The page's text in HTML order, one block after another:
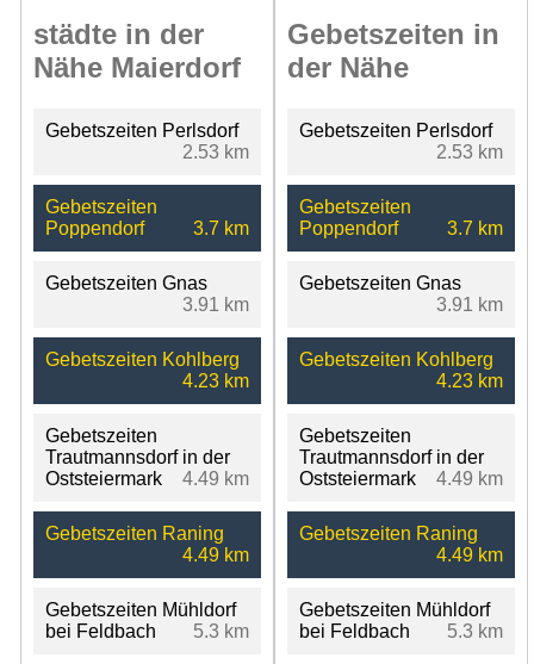
städte in der
Nähe Maierdorf
Gebetszeiten Perlsdorf
2.53 km
Gebetszeiten
Poppendorf
3.7 km
Gebetszeiten Gnas
3.91 km
Gebetszeiten Kohlberg
4.23 km
Gebetszeiten
Trautmannsdorf in der
Oststeiermark
4.49 km
Gebetszeiten Raning
4.49 km
Gebetszeiten Mühldorf
bei Feldbach
5.3 km
Gebetszeiten in
der Nähe
Gebetszeiten Perlsdorf
2.53 km
Gebetszeiten
Poppendorf
3.7 km
Gebetszeiten Gnas
3.91 km
Gebetszeiten Kohlberg
4.23 km
Gebetszeiten
Trautmannsdorf in der
Oststeiermark
4.49 km
Gebetszeiten Raning
4.49 km
Gebetszeiten Mühldorf
bei Feldbach
5.3 km